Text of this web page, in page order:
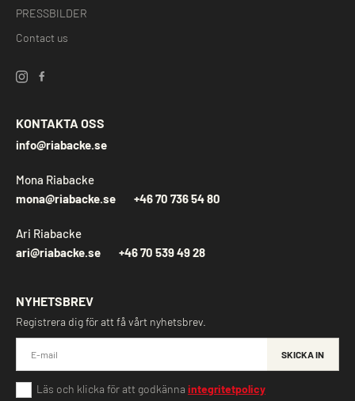
PRESSBILDER
Contact us
KONTAKTA OSS
info@riabacke.se
Mona Riabacke
mona@riabacke.se
+46 70 736 54 80
Ari Riabacke
ari@riabacke.se
+46 70 539 49 28
NYHETSBREV
Registrera dig för att få vårt nyhetsbrev.
Läs och klicka för att godkänna integritetpolicy
SKICKA IN